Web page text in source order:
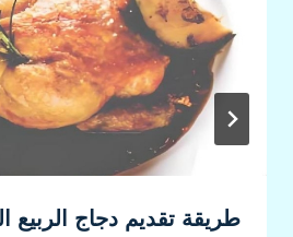
طريقة تقديم دجاج الربيع